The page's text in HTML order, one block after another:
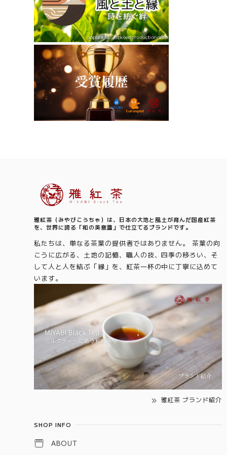
Information
雅紅茶（みやびこうちゃ）は、日本の大地と風土が育んだ国産紅茶
を、世界に誇る「和の美意識」で仕立てるブランドです。
私たちは、単なる茶葉の提供者ではありません。 茶葉の向
こうに広がる、土地の記憶、職人の技、四季の移ろい、そ
して人と人を結ぶ「縁」を、紅茶一杯の中に丁寧に込めて
います。
雅紅茶 ブランド紹介
SHOP INFO
ABOUT